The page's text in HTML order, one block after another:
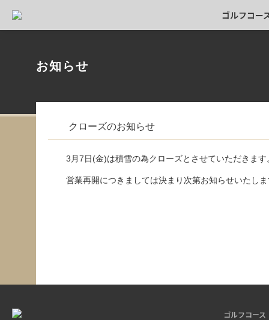
ゴルフコー
お知らせ
クローズのお知らせ
3月7日(金)は積雪の為クローズとさせていただきます
営業再開につきましては決まり次第お知らせいたし
ゴルフコース